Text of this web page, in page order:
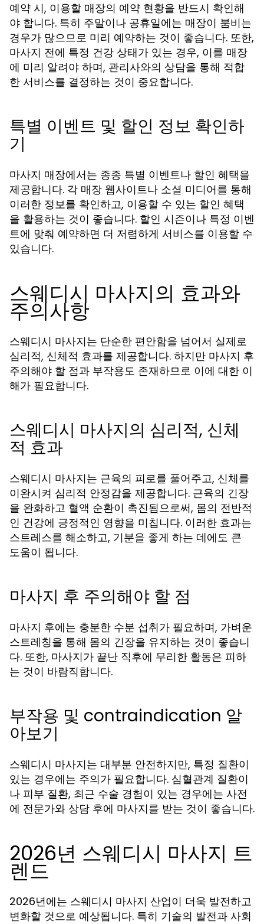
예약 시, 이용할 매장의 예약 현황을 반드시 확인해
야 합니다. 특히 주말이나 공휴일에는 매장이 붐비는
경우가 많으므로 미리 예약하는 것이 좋습니다. 또한,
마사지 전에 특정 건강 상태가 있는 경우, 이를 매장
에 미리 알려야 하며, 관리사와의 상담을 통해 적합
한 서비스를 결정하는 것이 중요합니다.
특별 이벤트 및 할인 정보 확인하
기
마사지 매장에서는 종종 특별 이벤트나 할인 혜택을
제공합니다. 각 매장 웹사이트나 소셜 미디어를 통해
이러한 정보를 확인하고, 이용할 수 있는 할인 혜택
을 활용하는 것이 좋습니다. 할인 시즌이나 특정 이벤
트에 맞춰 예약하면 더 저렴하게 서비스를 이용할 수
있습니다.
스웨디시 마사지의 효과와
주의사항
스웨디시 마사지는 단순한 편안함을 넘어서 실제로
심리적, 신체적 효과를 제공합니다. 하지만 마사지 후
주의해야 할 점과 부작용도 존재하므로 이에 대한 이
해가 필요합니다.
스웨디시 마사지의 심리적, 신체
적 효과
스웨디시 마사지는 근육의 피로를 풀어주고, 신체를
이완시켜 심리적 안정감을 제공합니다. 근육의 긴장
을 완화하고 혈액 순환이 촉진됨으로써, 몸의 전반적
인 건강에 긍정적인 영향을 미칩니다. 이러한 효과는
스트레스를 해소하고, 기분을 좋게 하는 데에도 큰
도움이 됩니다.
마사지 후 주의해야 할 점
마사지 후에는 충분한 수분 섭취가 필요하며, 가벼운
스트레칭을 통해 몸의 긴장을 유지하는 것이 좋습니
다. 또한, 마사지가 끝난 직후에 무리한 활동은 피하
는 것이 바람직합니다.
부작용 및 contraindication 알
아보기
스웨디시 마사지는 대부분 안전하지만, 특정 질환이
있는 경우에는 주의가 필요합니다. 심혈관계 질환이
나 피부 질환, 최근 수술 경험이 있는 경우에는 사전
에 전문가와 상담 후에 마사지를 받는 것이 좋습니다.
2026년 스웨디시 마사지 트
렌드
2026년에는 스웨디시 마사지 산업이 더욱 발전하고
변화할 것으로 예상됩니다. 특히 기술의 발전과 사회